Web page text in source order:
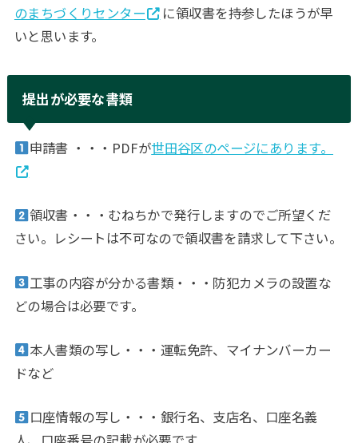
のまちづくりセンター
に領収書を持参したほうが早
いと思います。
提出が必要な書類
申請書 ・・・PDFが世田谷区のページにあります。
領収書・・・むねちかで発行しますのでご所望くだ
さい。レシートは不可なので領収書を請求して下さい。
工事の内容が分かる書類・・・防犯カメラの設置な
どの場合は必要です。
本人書類の写し・・・運転免許、マイナンバーカー
ドなど
口座情報の写し・・・銀行名、支店名、口座名義